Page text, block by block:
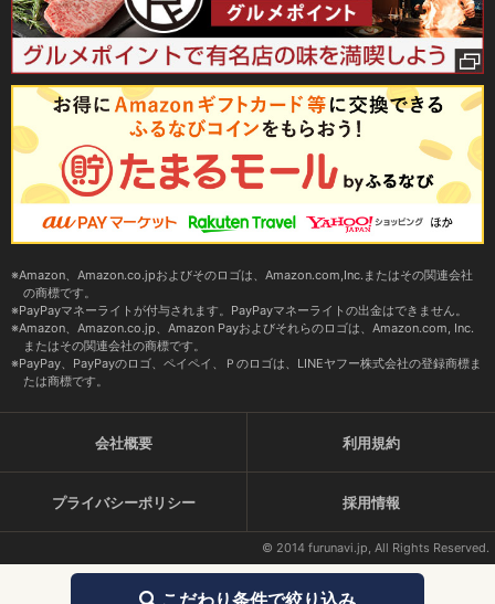
こだわり条件で絞り込み
Amazon、Amazon.co.jpおよびそのロゴは、Amazon.com,Inc.またはその関連会社
の商標です。
PayPayマネーライトが付与されます。PayPayマネーライトの出金はできません。
Amazon、Amazon.co.jp、Amazon Payおよびそれらのロゴは、Amazon.com, Inc.
またはその関連会社の商標です。
PayPay、PayPayのロゴ、ペイペイ、Ｐのロゴは、LINEヤフー株式会社の登録商標ま
たは商標です。
会社概要 利用規約
プライバシーポリシー 採用情報
© 2014 furunavi.jp, All Rights Reserved.